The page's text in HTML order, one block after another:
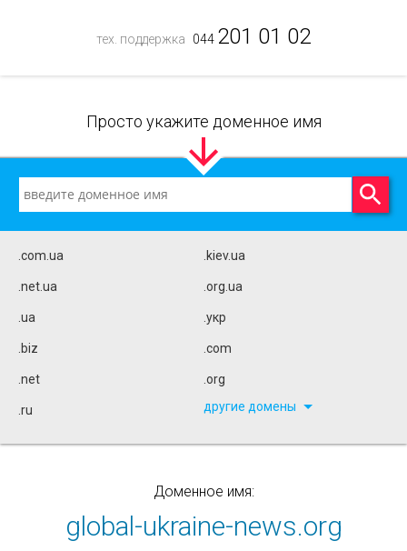
тех. поддержка 044 201 01 02
Просто укажите доменное имя
.com.ua .kiev.ua
.net.ua .org.ua
.ua .укр
.biz .com
.net .org
.ru другие домены
Доменное имя:
global-ukraine-news.org